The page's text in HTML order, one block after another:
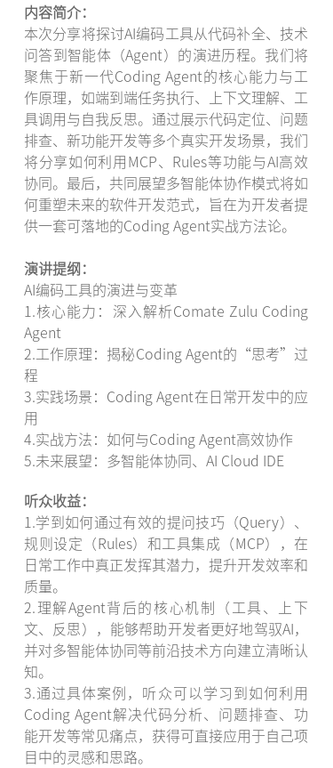
内容简介：
本次分享将探讨AI编码工具从代码补全、技术
问答到智能体（Agent）的演进历程。我们将
聚焦于新一代Coding Agent的核心能力与工
作原理，如端到端任务执行、上下文理解、工
具调用与自我反思。通过展示代码定位、问题
排查、新功能开发等多个真实开发场景，我们
将分享如何利用MCP、Rules等功能与AI高效
协同。最后，共同展望多智能体协作模式将如
何重塑未来的软件开发范式，旨在为开发者提
供一套可落地的Coding Agent实战方法论。
演讲提纲：
AI编码工具的演进与变革
1.核心能力：深入解析Comate Zulu Coding
Agent
2.工作原理：揭秘Coding Agent的“思考”过
程
3.实践场景：Coding Agent在日常开发中的应
用
4.实战方法：如何与Coding Agent高效协作
5.未来展望：多智能体协同、AI Cloud IDE
听众收益：
1.学到如何通过有效的提问技巧（Query）、
规则设定（Rules）和工具集成（MCP），在
日常工作中真正发挥其潜力，提升开发效率和
质量。
2.理解Agent背后的核心机制（工具、上下
文、反思），能够帮助开发者更好地驾驭AI，
并对多智能体协同等前沿技术方向建立清晰认
知。
3.通过具体案例，听众可以学习到如何利用
Coding Agent解决代码分析、问题排查、功
能开发等常见痛点，获得可直接应用于自己项
目中的灵感和思路。